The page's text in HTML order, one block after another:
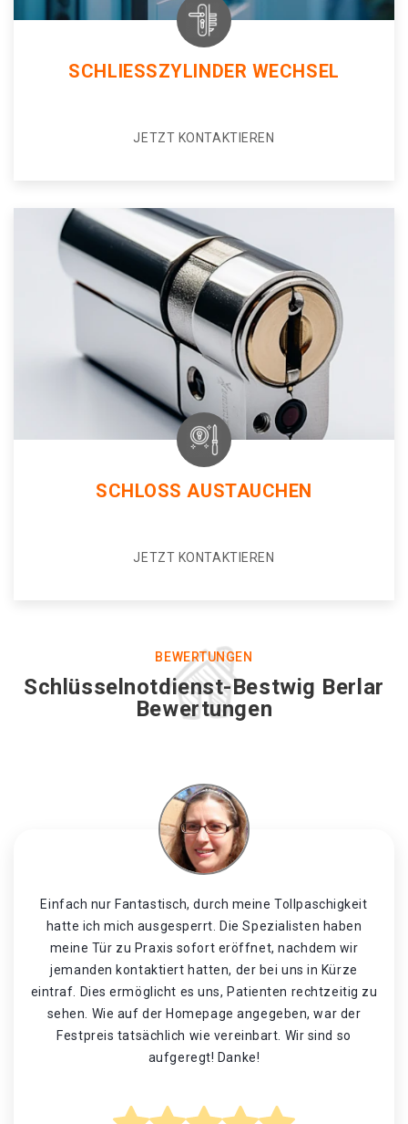
SCHLIESSZYLINDER WECHSEL
JETZT KONTAKTIEREN
SCHLOSS AUSTAUCHEN
JETZT KONTAKTIEREN
BEWERTUNGEN
Schlüsselnotdienst-Bestwig Berlar
Bewertungen
Einfach nur Fantastisch, durch meine Tollpaschigkeit
hatte ich mich ausgesperrt. Die Spezialisten haben
meine Tür zu Praxis sofort eröffnet, nachdem wir
jemanden kontaktiert hatten, der bei uns in Kürze
eintraf. Dies ermöglicht es uns, Patienten rechtzeitig zu
sehen. Wie auf der Homepage angegeben, war der
Festpreis tatsächlich wie vereinbart. Wir sind so
aufgeregt! Danke!